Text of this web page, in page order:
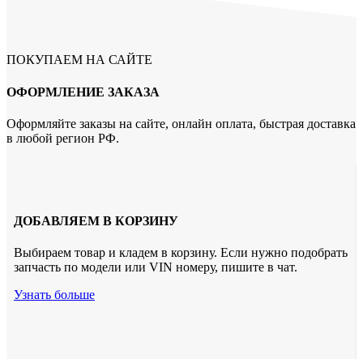
ПОКУПАЕМ НА САЙТЕ
ОФОРМЛЕНИЕ ЗАКАЗА
Оформляйте заказы на сайте, онлайн оплата, быстрая доставка
в любой регион РФ.
ДОБАВЛЯЕМ В КОРЗИНУ
Выбираем товар и кладем в корзину. Если нужно подобрать
запчасть по модели или VIN номеру, пишите в чат.
Узнать больше